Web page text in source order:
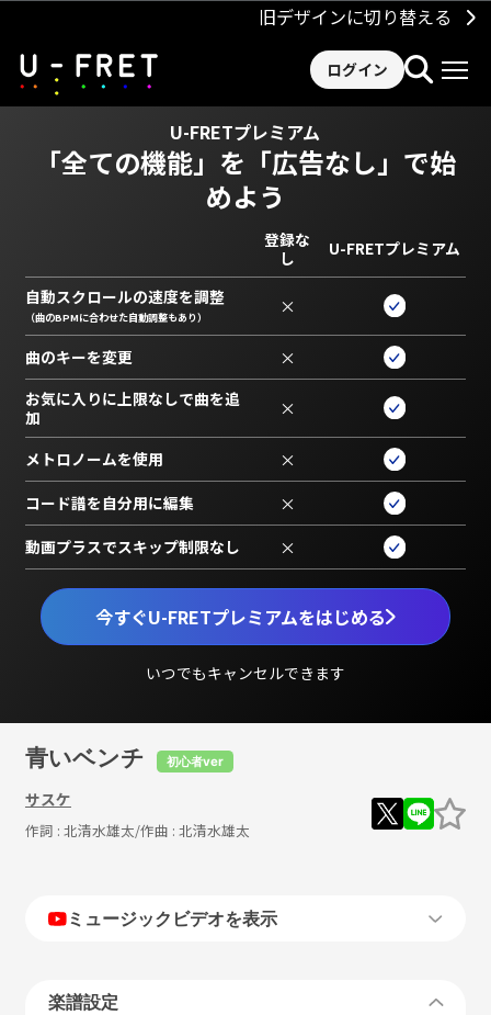
旧デザインに切り替える
ログイン
U-FRETプレミアム
「全ての機能」を 「広告なし」で始
めよう
今すぐU-FRETプレミアムをはじめる
いつでもキャンセルできます
登録な
し
U-FRETプレミアム
自動スクロールの速度を調整
（曲のBPMに合わせた自動調整もあり） ×
曲のキーを変更 ×
お気に入りに上限なしで曲を追
加
×
メトロノームを使用 ×
コード譜を自分用に編集 ×
動画プラスでスキップ制限なし ×
青いベンチ 初心者ver
サスケ
作詞 : 北清水雄太/作曲 : 北清水雄太
ミュージックビデオを表示
楽譜設定